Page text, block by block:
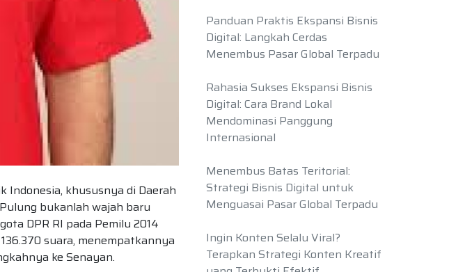
Indonesia, khususnya di Daerah
bukanlah wajah baru
DPR RI pada Pemilu 2014
suara, menempatkannya
ke Senayan.
Panduan Praktis Ekspansi Bisnis
Digital: Langkah Cerdas
Menembus Pasar Global Terpadu
Rahasia Sukses Ekspansi Bisnis
Digital: Cara Brand Lokal
Mendominasi Panggung
Internasional
Menembus Batas Teritorial:
Strategi Bisnis Digital untuk
Menguasai Pasar Global Terpadu
Ingin Konten Selalu Viral?
Terapkan Strategi Konten Kreatif